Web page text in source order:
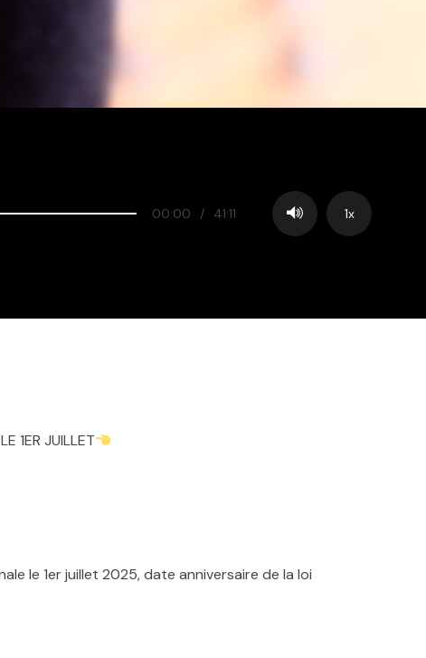
00:00 / 41:11 1x
1ER JUILLET
le 1er juillet 2025, date anniversaire de la loi